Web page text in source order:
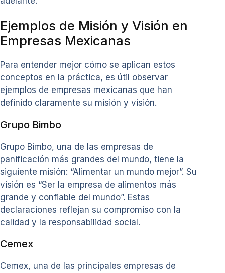
Ejemplos de Misión y Visión en
Empresas Mexicanas
Para entender mejor cómo se aplican estos
conceptos en la práctica, es útil observar
ejemplos de empresas mexicanas que han
definido claramente su misión y visión.
Grupo Bimbo
Grupo Bimbo, una de las empresas de
panificación más grandes del mundo, tiene la
siguiente misión: “Alimentar un mundo mejor”. Su
visión es “Ser la empresa de alimentos más
grande y confiable del mundo”. Estas
declaraciones reflejan su compromiso con la
calidad y la responsabilidad social.
Cemex
Cemex, una de las principales empresas de